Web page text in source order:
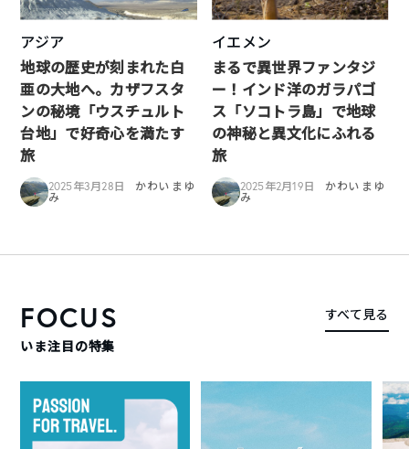
アジア
地球の歴史が刻まれた白
亜の大地へ。カザフスタ
ンの秘境「ウスチュルト
台地」で好奇心を満たす
旅
2025年3月28日
かわい まゆ
み
イエメン
まるで異世界ファンタジ
ー！インド洋のガラパゴ
ス「ソコトラ島」で地球
の神秘と異文化にふれる
旅
2025年2月19日
かわい まゆ
み
FOCUS
いま注目の特集
すべて見る